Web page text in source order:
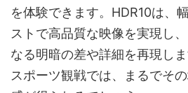
を体験できます。HDR10は、
ストで高品質な映像を実現し
なる明暗の差や詳細を再現し
スポーツ観戦では、まるでそ